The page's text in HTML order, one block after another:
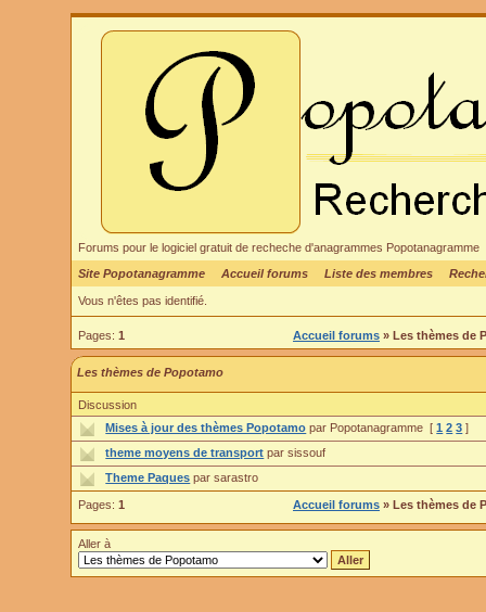
Forums pour le logiciel gratuit de recheche d'anagrammes Popotanagramme
Site Popotanagramme
Accueil forums Liste des membres
Vous n'êtes pas identifié.
Pages: 1 Accueil forums » Les thèmes de
Les thèmes de Popotamo
Discussion
Mises à jour des thèmes Popotamo par Popotanagramme [1 2 3 ]
theme moyens de transport par sissouf
Theme Paques par sarastro
Pages: 1 Accueil forums » Les thèmes de
Aller à